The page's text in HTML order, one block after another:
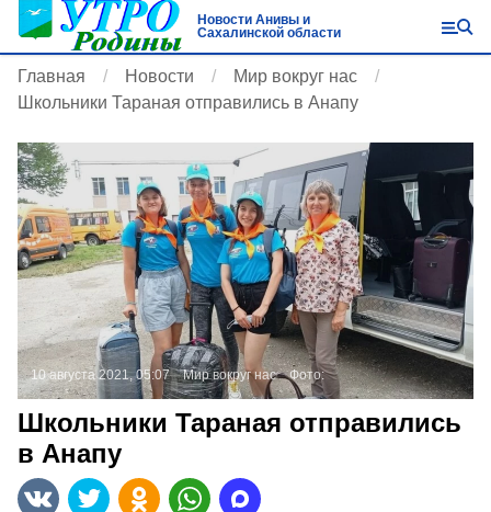
Новости Анивы и
Сахалинской области
Главная Новости
Мир вокруг нас
Школьники Тараная отправились в Анапу
10 августа 2021, 05:07 Мир вокруг нас Фото:
Школьники Тараная отправились
в Анапу